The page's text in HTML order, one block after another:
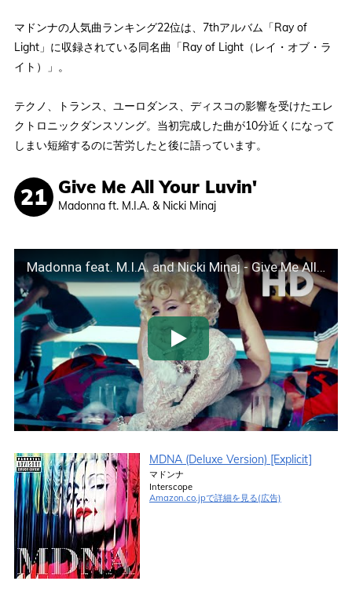
マドンナの人気曲ランキング22位は、7thアルバム「Ray of
Light」に収録されている同名曲「Ray of Light（レイ・オブ・ラ
イト）」。
テクノ、トランス、ユーロダンス、ディスコの影響を受けたエレ
クトロニックダンスソング。当初完成した曲が10分近くになって
しまい短縮するのに苦労したと後に語っています。
Give Me All Your Luvin'
Madonna ft. M.I.A. & Nicki Minaj
Madonna feat. M.I.A. and Nicki Minaj - Give Me All Your Luvin' (Official Video) [HD]
MDNA (Deluxe Version) [Explicit]
マドンナ
Interscope
Amazon.co.jpで詳細を見る(広告)